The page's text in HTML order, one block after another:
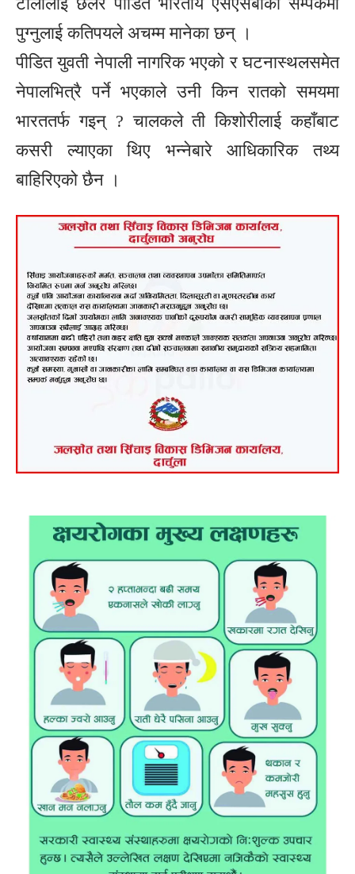
पुग्नुलाई कतिपयले अचम्म मानेका छन् ।
पीडित युवती नेपाली नागरिक भएको र घटनास्थलसमेत
नेपालभित्रै पर्ने भएकाले उनी किन रातको समयमा
भारततर्फ गइन् ? चालकले ती किशोरीलाई कहाँबाट
कसरी ल्याएका थिए भन्नेबारे आधिकारिक तथ्य
बाहिरिएको छैन ।